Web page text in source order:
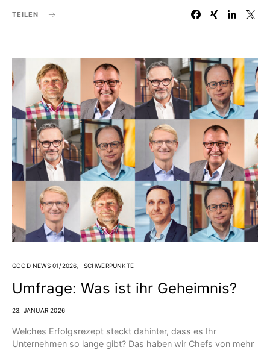
TEILEN
GOOD NEWS 01/2026 SCHWERPUNKTE
Umfrage: Was ist ihr Geheimnis?
23. JANUAR 2026
Welches Erfolgsrezept steckt dahinter, dass es Ihr
Unternehmen so lange gibt? Das haben wir Chefs von mehr